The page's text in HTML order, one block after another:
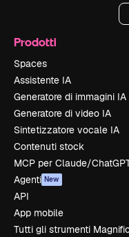
Prodotti
Spaces
Assistente IA
Generatore di immagini IA
Generatore di video IA
Sintetizzatore vocale IA
Contenuti stock
MCP per Claude/
Agenti New
API
App mobile
Tutti gli strumenti Magnific